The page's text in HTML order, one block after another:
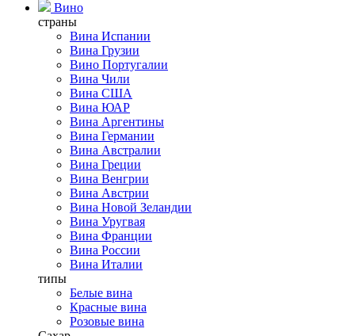
Вино
страны
Вина Испании
Вина Грузии
Вино Португалии
Вина Чили
Вина США
Вина ЮАР
Вина Аргентины
Вина Германии
Вина Австралии
Вина Греции
Вина Венгрии
Вина Австрии
Вина Новой Зеландии
Вина Уругвая
Вина Франции
Вина России
Вина Италии
типы
Белые вина
Красные вина
Розовые вина